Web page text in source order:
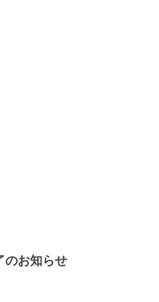
のお知らせ